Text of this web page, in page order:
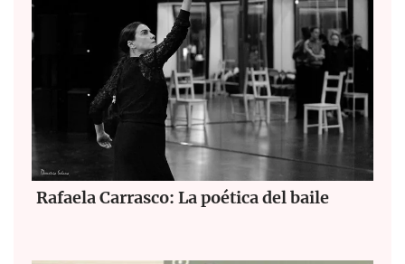
Rafaela Carrasco: La poética del baile